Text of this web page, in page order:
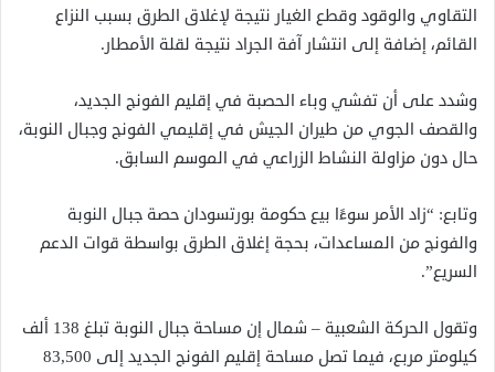
التقاوي والوقود وقطع الغيار نتيجة لإغلاق الطرق بسبب النزاع
القائم، إضافة إلى انتشار آفة الجراد نتيجة لقلة الأمطار.
وشدد على أن تفشي وباء الحصبة في إقليم الفونج الجديد،
والقصف الجوي من طيران الجيش في إقليمي الفونج وجبال النوبة،
حال دون مزاولة النشاط الزراعي في الموسم السابق.
وتابع: “زاد الأمر سوءًا بيع حكومة بورتسودان حصة جبال النوبة
والفونج من المساعدات، بحجة إغلاق الطرق بواسطة قوات الدعم
السريع”.
وتقول الحركة الشعبية – شمال إن مساحة جبال النوبة تبلغ 138 ألف
كيلومتر مربع، فيما تصل مساحة إقليم الفونج الجديد إلى 83,500